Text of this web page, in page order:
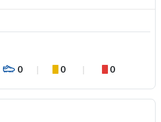
0 0 0